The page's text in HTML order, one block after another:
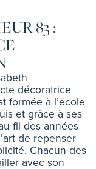
83 :
décoratrice
formée à l’école
et grâce à ses
fil des années
de repenser
Chacun des
avec son